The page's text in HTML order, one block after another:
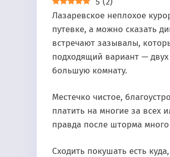
Лазаревское неплохое
путевке, а можно сказать
встречают зазывалы,
подходящий вариант —
большую комнату.
Местечко чистое,
платить на многие за всех
правда после шторма
Сходить покушать есть